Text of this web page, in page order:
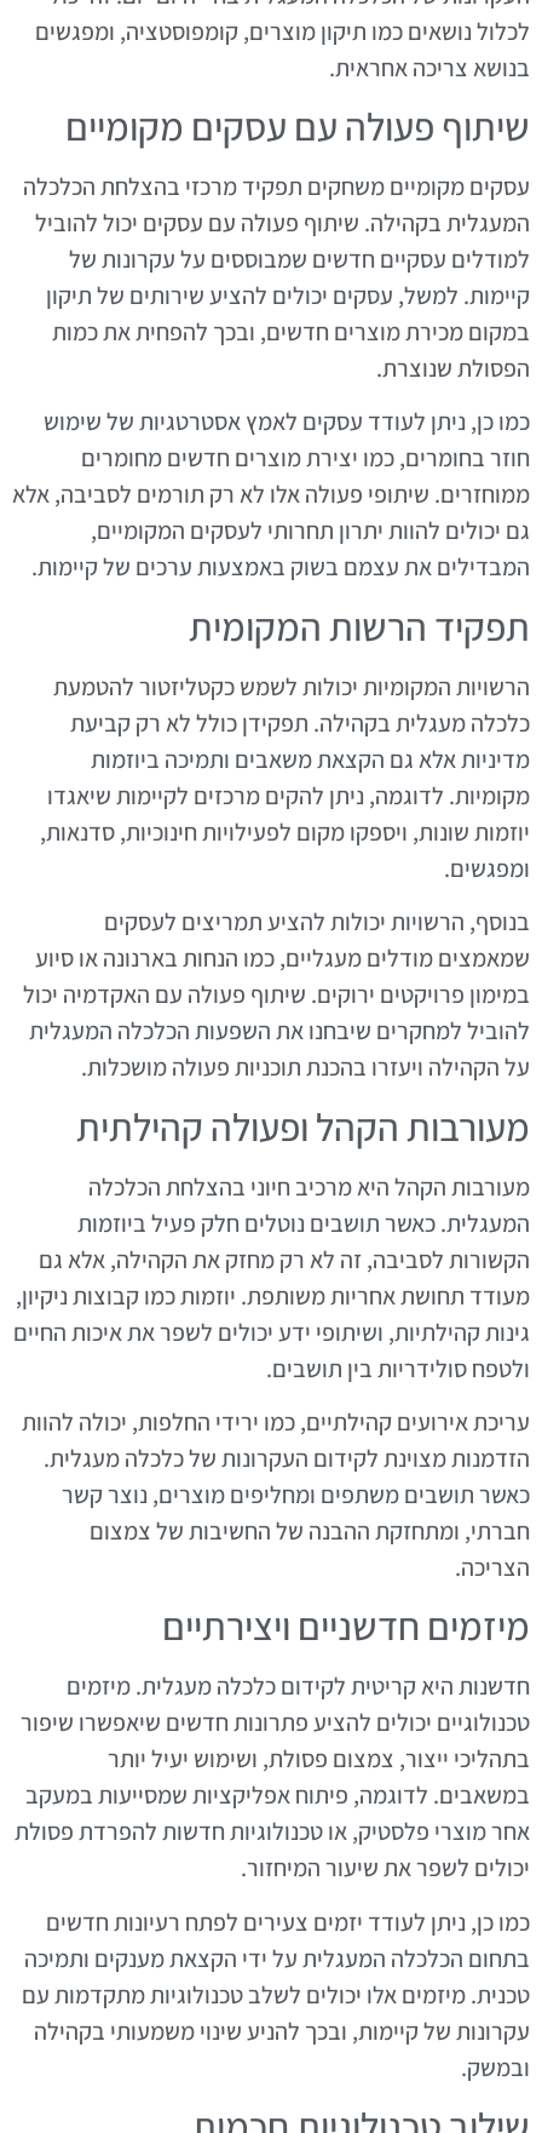
לכלול נושאים כמו תיקון מוצרים, קומפוסטציה, ומפגשים
בנושא צריכה אחראית.
שיתוף פעולה עם עסקים מקומיים
עסקים מקומיים משחקים תפקיד מרכזי בהצלחת הכלכלה
המעגלית בקהילה. שיתוף פעולה עם עסקים יכול להוביל
למודלים עסקיים חדשים שמבוססים על עקרונות של
קיימות. למשל, עסקים יכולים להציע שירותים של תיקון
במקום מכירת מוצרים חדשים, ובכך להפחית את כמות
הפסולת שנוצרת.
כמו כן, ניתן לעודד עסקים לאמץ אסטרטגיות של שימוש
חוזר בחומרים, כמו יצירת מוצרים חדשים מחומרים
ממוחזרים. שיתופי פעולה אלו לא רק תורמים לסביבה, אלא
גם יכולים להוות יתרון תחרותי לעסקים המקומיים,
המבדילים את עצמם בשוק באמצעות ערכים של קיימות.
תפקיד הרשות המקומית
הרשויות המקומיות יכולות לשמש כקטליזטור להטמעת
כלכלה מעגלית בקהילה. תפקידן כולל לא רק קביעת
מדיניות אלא גם הקצאת משאבים ותמיכה ביוזמות
מקומיות. לדוגמה, ניתן להקים מרכזים לקיימות שיאגדו
יוזמות שונות, ויספקו מקום לפעילויות חינוכיות, סדנאות,
ומפגשים.
בנוסף, הרשויות יכולות להציע תמריצים לעסקים
שמאמצים מודלים מעגליים, כמו הנחות בארנונה או סיוע
במימון פרויקטים ירוקים. שיתוף פעולה עם האקדמיה יכול
להוביל למחקרים שיבחנו את השפעות הכלכלה המעגלית
על הקהילה ויעזרו בהכנת תוכניות פעולה מושכלות.
מעורבות הקהל ופעולה קהילתית
מעורבות הקהל היא מרכיב חיוני בהצלחת הכלכלה
המעגלית. כאשר תושבים נוטלים חלק פעיל ביוזמות
הקשורות לסביבה, זה לא רק מחזק את הקהילה, אלא גם
מעודד תחושת אחריות משותפת. יוזמות כמו קבוצות ניקיון,
גינות קהילתיות, ושיתופי ידע יכולים לשפר את איכות החיים
ולטפח סולידריות בין תושבים.
עריכת אירועים קהילתיים, כמו ירידי החלפות, יכולה להוות
הזדמנות מצוינת לקידום העקרונות של כלכלה מעגלית.
כאשר תושבים משתפים ומחליפים מוצרים, נוצר קשר
חברתי, ומתחזקת ההבנה של החשיבות של צמצום
הצריכה.
מיזמים חדשניים ויצירתיים
חדשנות היא קריטית לקידום כלכלה מעגלית. מיזמים
טכנולוגיים יכולים להציע פתרונות חדשים שיאפשרו שיפור
בתהליכי ייצור, צמצום פסולת, ושימוש יעיל יותר
במשאבים. לדוגמה, פיתוח אפליקציות שמסייעות במעקב
אחר מוצרי פלסטיק, או טכנולוגיות חדשות להפרדת פסולת
יכולים לשפר את שיעור המיחזור.
כמו כן, ניתן לעודד יזמים צעירים לפתח רעיונות חדשים
בתחום הכלכלה המעגלית על ידי הקצאת מענקים ותמיכה
טכנית. מיזמים אלו יכולים לשלב טכנולוגיות מתקדמות עם
עקרונות של קיימות, ובכך להניע שינוי משמעותי בקהילה
ובמשק.